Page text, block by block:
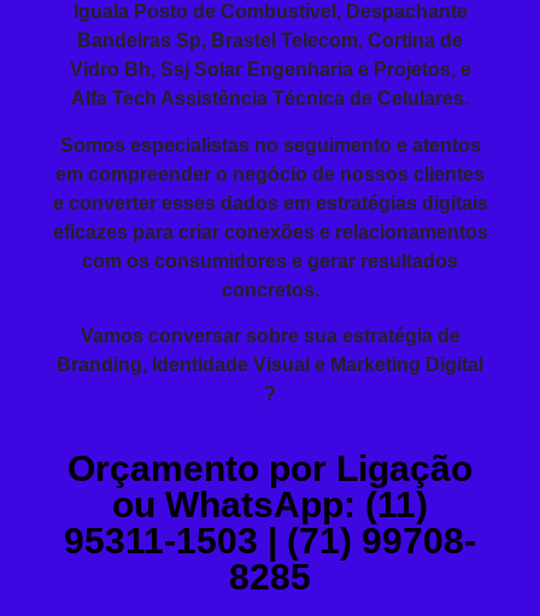
Iguala Posto de Combustível, Despachante
Bandeiras Sp, Brastel Telecom, Cortina de
Vidro Bh, Ssj Solar Engenharia e Projetos, e
Alfa Tech Assistência Técnica de Celulares.
Somos especialistas no seguimento e atentos
em compreender o negócio de nossos clientes
e converter esses dados em estratégias digitais
eficazes para criar conexões e relacionamentos
com os consumidores e gerar resultados
concretos.
Vamos conversar sobre sua estratégia de
Branding, Identidade Visual e Marketing Digital
?
Orçamento por Ligação
ou WhatsApp: (11)
95311-1503 | (71) 99708-
8285